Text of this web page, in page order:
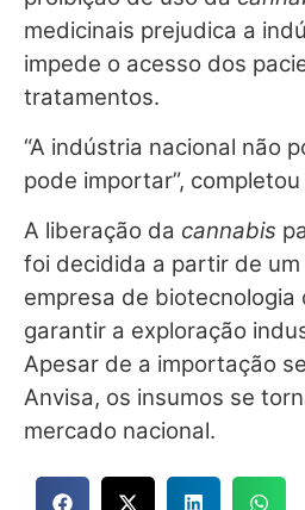
medicinais prejudica a
impede o acesso dos
tratamentos.
“A indústria nacional não
pode importar”,
A liberação da cannabis
foi decidida a partir de
empresa de biotecnologia
garantir a exploração
Apesar de a importação
Anvisa, os insumos se
mercado nacional.